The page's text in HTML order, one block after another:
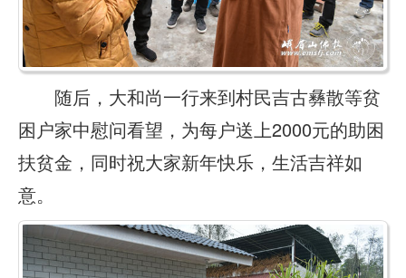
随后，大和尚一行来到村民吉古彝散等贫
困户家中慰问看望，为每户送上2000元的助困
扶贫金，同时祝大家新年快乐，生活吉祥如
意。